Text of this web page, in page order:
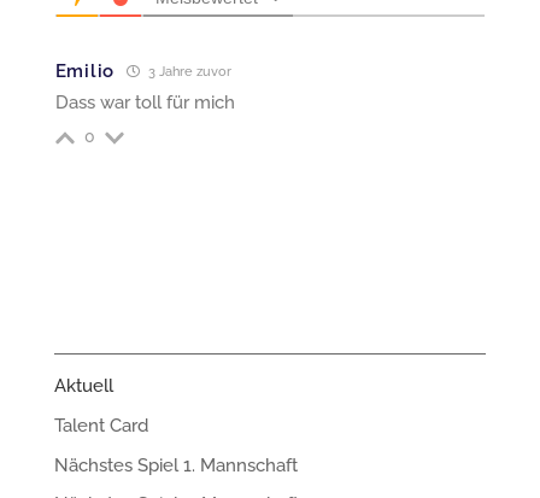
Emilio 3 Jahre zuvor
Dass war toll für mich
0
Aktuell
Talent Card
Nächstes Spiel 1. Mannschaft